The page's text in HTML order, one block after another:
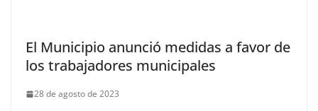
El Municipio anunció medidas a favor de
los trabajadores municipales
28 de agosto de 2023